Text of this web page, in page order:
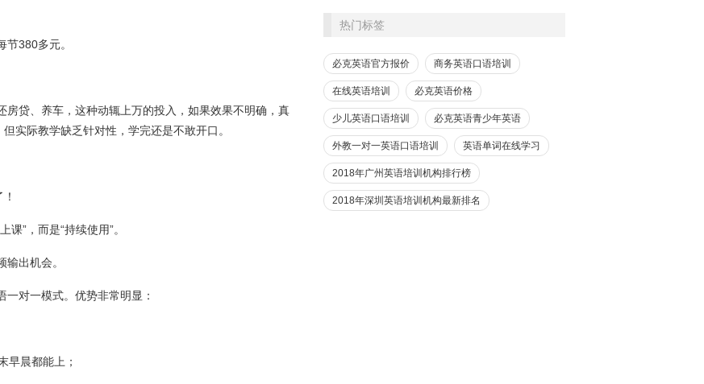
380多元。
贷、养车，这种动辄上万的投入，如果效果不明确，真
实际教学缺乏针对性，学完还是不敢开口。
”，而是“持续使用”。
出机会。
对一模式。优势非常明显：
早晨都能上；
热门标签
必克英语官方报价 商务英语口语培训
在线英语培训 必克英语价格
少儿英语口语培训 必克英语青少年英语
外教一对一英语口语培训 英语单词在线学习
2018年广州英语培训机构排行榜
2018年深圳英语培训机构最新排名